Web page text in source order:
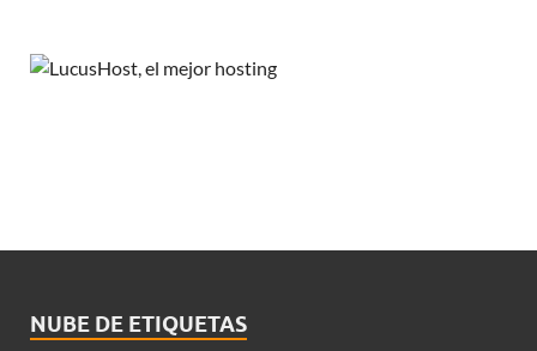
NUBE DE ETIQUETAS